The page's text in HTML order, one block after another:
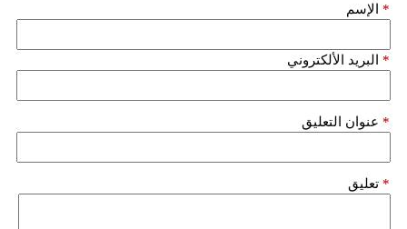
الإسم *
البريد الألكتروني *
عنوان التعليق *
تعليق *